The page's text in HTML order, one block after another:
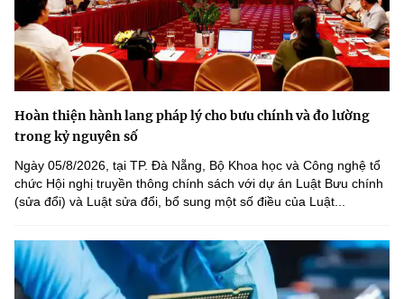
Hoàn thiện hành lang pháp lý cho bưu chính và đo lường
trong kỷ nguyên số
Ngày 05/8/2026, tại TP. Đà Nẵng, Bộ Khoa học và Công nghệ tổ
chức Hội nghị truyền thông chính sách với dự án Luật Bưu chính
(sửa đổi) và Luật sửa đổi, bổ sung một số điều của Luật...